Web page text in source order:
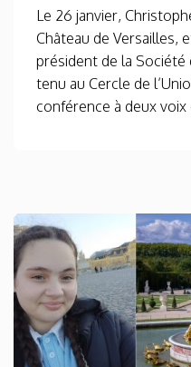
Le 26 janvier,
Château de Versailles,
président de la Société
tenu au Cercle de
conférence à deux voix